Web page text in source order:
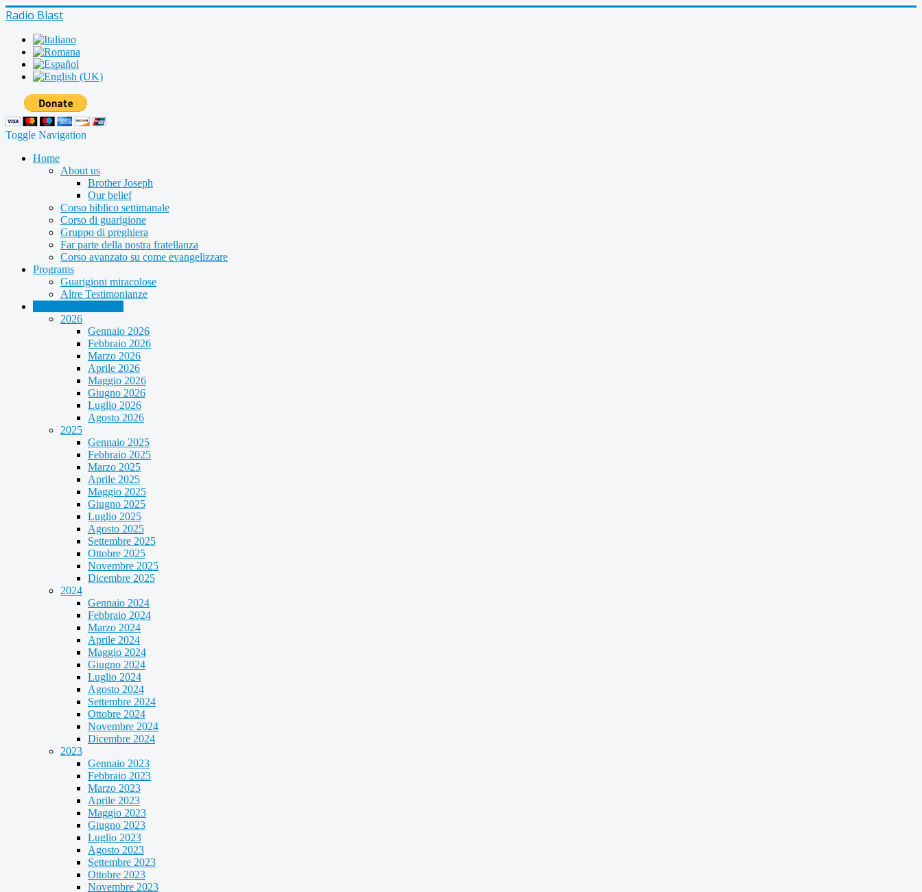
Radio Blast
Toggle Navigation
Home
About us
Brother Joseph
Our belief
Corso biblico settimanale
Corso di guarigione
Gruppo di preghiera
Far parte della nostra fratellanza
Corso avanzato su come evangelizzare
Programs
Guarigioni miracolose
Altre Testimonianze
2026
Gennaio 2026
Febbraio 2026
Marzo 2026
Aprile 2026
Maggio 2026
Giugno 2026
Luglio 2026
Agosto 2026
2025
Gennaio 2025
Febbraio 2025
Marzo 2025
Aprile 2025
Maggio 2025
Giugno 2025
Luglio 2025
Agosto 2025
Settembre 2025
Ottobre 2025
Novembre 2025
Dicembre 2025
2024
Gennaio 2024
Febbraio 2024
Marzo 2024
Aprile 2024
Maggio 2024
Giugno 2024
Luglio 2024
Agosto 2024
Settembre 2024
Ottobre 2024
Novembre 2024
Dicembre 2024
2023
Gennaio 2023
Febbraio 2023
Marzo 2023
Aprile 2023
Maggio 2023
Giugno 2023
Luglio 2023
Agosto 2023
Settembre 2023
Ottobre 2023
Novembre 2023